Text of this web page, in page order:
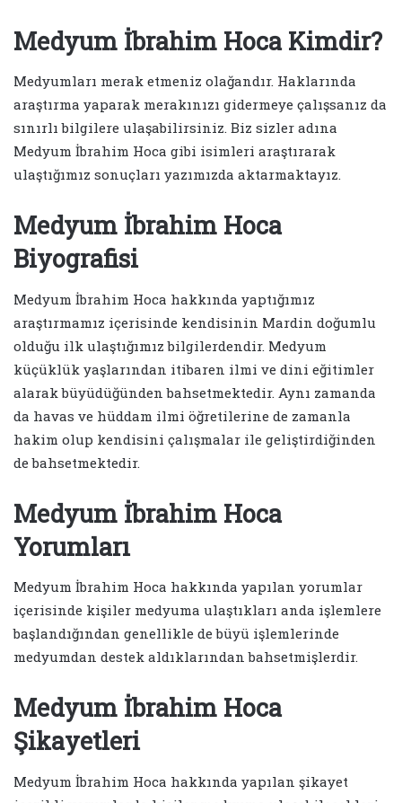
Medyum İbrahim Hoca Kimdir?
Medyumları merak etmeniz olağandır. Haklarında
araştırma yaparak merakınızı gidermeye çalışsanız da
sınırlı bilgilere ulaşabilirsiniz. Biz sizler adına
Medyum İbrahim Hoca gibi isimleri araştırarak
ulaştığımız sonuçları yazımızda aktarmaktayız.
Medyum İbrahim Hoca
Biyografisi
Medyum İbrahim Hoca hakkında yaptığımız
araştırmamız içerisinde kendisinin Mardin doğumlu
olduğu ilk ulaştığımız bilgilerdendir. Medyum
küçüklük yaşlarından itibaren ilmi ve dini eğitimler
alarak büyüdüğünden bahsetmektedir. Aynı zamanda
da havas ve hüddam ilmi öğretilerine de zamanla
hakim olup kendisini çalışmalar ile geliştirdiğinden
de bahsetmektedir.
Medyum İbrahim Hoca
Yorumları
Medyum İbrahim Hoca hakkında yapılan yorumlar
içerisinde kişiler medyuma ulaştıkları anda işlemlere
başlandığından genellikle de büyü işlemlerinde
medyumdan destek aldıklarından bahsetmişlerdir.
Medyum İbrahim Hoca
Şikayetleri
Medyum İbrahim Hoca hakkında yapılan şikayet